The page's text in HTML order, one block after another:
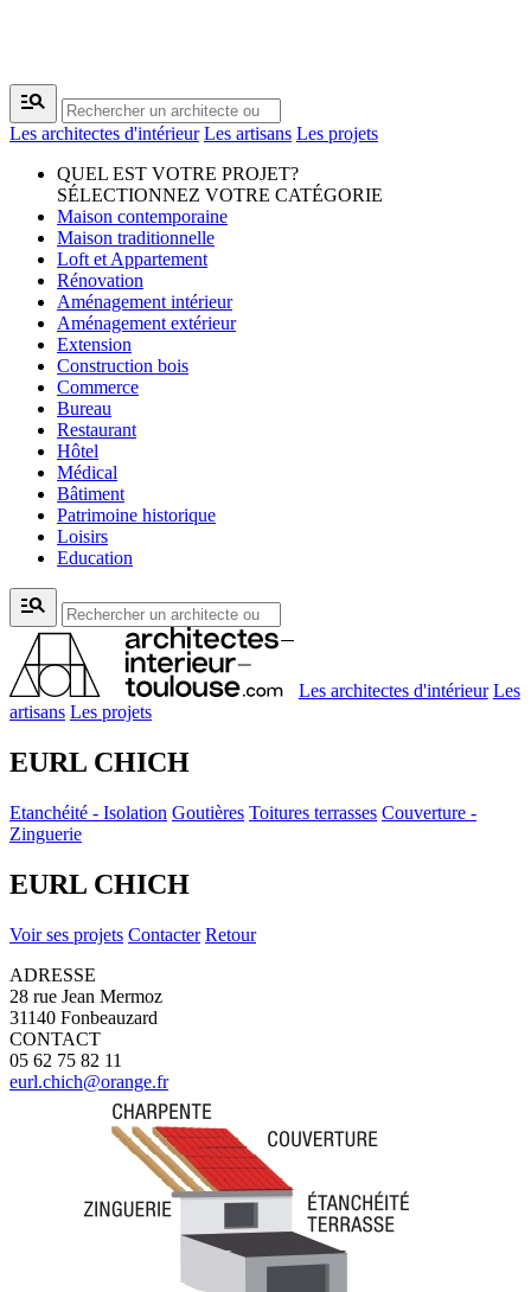
manage_search
Les architectes d'intérieur Les artisans Les projets
QUEL EST VOTRE PROJET?
SÉLECTIONNEZ VOTRE CATÉGORIE
Maison contemporaine
Maison traditionnelle
Loft et Appartement
Rénovation
Aménagement intérieur
Aménagement extérieur
Extension
Construction bois
Commerce
Bureau
Restaurant
Hôtel
Médical
Bâtiment
Patrimoine historique
Loisirs
Education
manage_search
Les architectes d'intérieur Les
artisans Les projets
EURL CHICH
Etanchéité - Isolation Goutières Toitures terrasses Couverture -
Zinguerie
EURL CHICH
Voir ses projets Contacter Retour
ADRESSE
28 rue Jean Mermoz
31140 Fonbeauzard
CONTACT
05 62 75 82 11
eurl.chich@orange.fr